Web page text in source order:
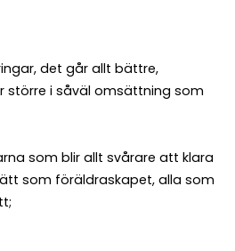
det går allt bättre,
större i såväl omsättning som
som blir allt svårare att klara
som föräldraskapet, alla som